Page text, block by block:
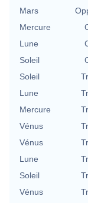
Mars
Mercure
Lune
Soleil
Soleil
Lune
Mercure
Vénus
Vénus
Lune
Soleil
Vénus